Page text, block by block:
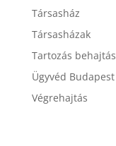
Társasház
Társasházak
Tartozás behajtás
Ügyvéd Budapest
Végrehajtás